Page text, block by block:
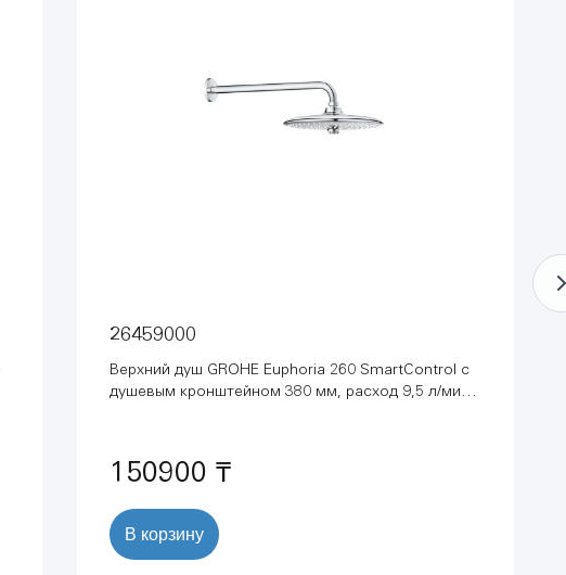
26459000
Верхний душ GROHE Euphoria 260 SmartControl с
душевым кронштейном 380 мм, расход 9,5 л/мин,
150900 ₸
В корзину